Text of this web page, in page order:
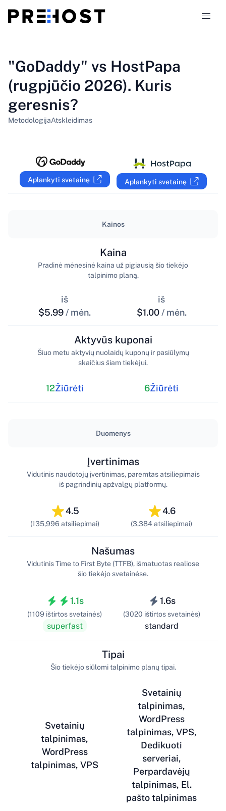
Palyginimai
Kuponai
LT
"GoDaddy" vs HostPapa
(rugpjūčio 2026). Kuris
geresnis?
MetodologijaAtskleidimas
Aplankyti svetainę Aplankyti svetainę
Kainos
iš
$5.99/ mėn.
Kaina
Pradinė mėnesinė kaina už pigiausią šio tiekėjo
talpinimo planą.
iš
$1.00 / mėn.
12Žiūrėti
Aktyvūs kuponai
Šiuo metu aktyvių nuolaidų kuponų ir pasiūlymų
skaičius šiam tiekėjui.
6Žiūrėti
Duomenys
4.5
(135,996 atsiliepimai)
Įvertinimas
Vidutinis naudotojų įvertinimas, paremtas atsiliepimais
iš pagrindinių apžvalgų platformų.
4.6
(3,384 atsiliepimai)
1.1s
(1109 ištirtos svetainės)
superfast
Našumas
Vidutinis Time to First Byte (TTFB), išmatuotas realiose
šio tiekėjo svetainėse.
1.6s
(3020 ištirtos svetainės)
standard
Svetainių
talpinimas,
WordPress
talpinimas, VPS
Tipai
Šio tiekėjo siūlomi talpinimo planų tipai.
Svetainių
talpinimas,
WordPress
talpinimas, VPS,
Dedikuoti
serveriai,
Perpardavėjų
talpinimas, El.
pašto talpinimas